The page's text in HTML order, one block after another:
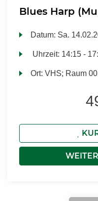
Blues Harp
Datum: Sa.
Uhrzeit: 14:15 -
Ort:VHS; Raum